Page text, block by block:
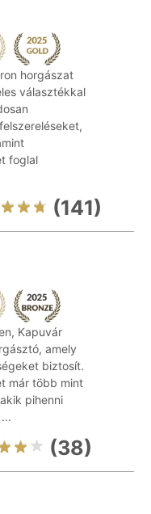
horgászat
választékkal
foglal
(141)
Kapuvár
amely
biztosít.
már több mint
pihenni
(38)